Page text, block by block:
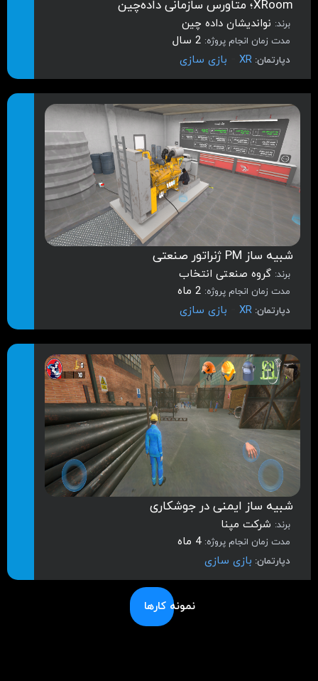
XRoom؛ متاورس سازمانی داده‌چین
برند: نواندیشان داده چین
مدت زمان انجام پروژه:
دپارتمان: XR بازی سازی
شبیه ساز PM ژنراتور صنعتی
برند: گروه صنعتی انتخاب
مدت زمان انجام پروژه:
دپارتمان: XR بازی سازی
شبیه‌ ساز ایمنی در جوشکاری
برند: شرکت مپنا
مدت زمان انجام پروژه: 4 ماه
دپارتمان: بازی سازی
نمونه کارها